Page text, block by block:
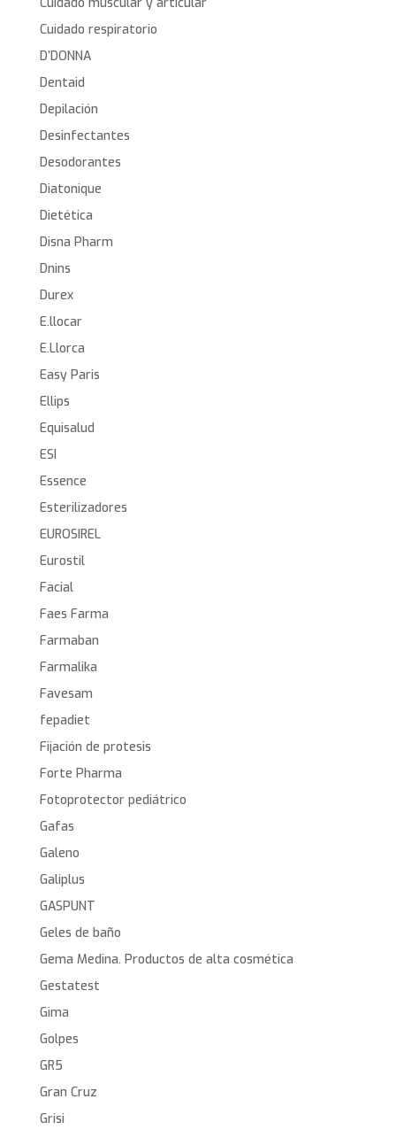
Cuidado respiratorio
D’DONNA
Dentaid
Depilación
Desinfectantes
Desodorantes
Diatonique
Dietética
Disna Pharm
Dnins
Durex
E.llocar
E.Llorca
Easy Paris
Ellips
Equisalud
ESI
Essence
Esterilizadores
EUROSIREL
Eurostil
Facial
Faes Farma
Farmaban
Farmalika
Favesam
fepadiet
Fijación de protesis
Forte Pharma
Fotoprotector pediátrico
Gafas
Galeno
Galiplus
GASPUNT
Geles de baño
Gema Medina. Productos de alta cosmética
Gestatest
Gima
Golpes
GR5
Gran Cruz
Grisi